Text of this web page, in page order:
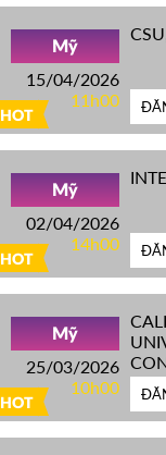
HOT
Mỹ
15/04/2026
11h00
HOT
Mỹ
02/04/2026
14h00
HOT
Mỹ
25/03/2026
10h00